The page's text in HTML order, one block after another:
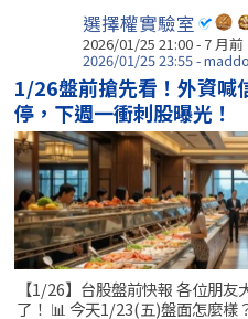
選擇權實驗室
2026/01/25 21:00 - 7 月前
2026/01/25 23:55 -
1/26盤前搶先看！外資喊
停，下週一衝刺股曝光！
【1/26】台股盤前快報 各位朋
了！ 📊 今天1/23(五)盤面怎麼樣